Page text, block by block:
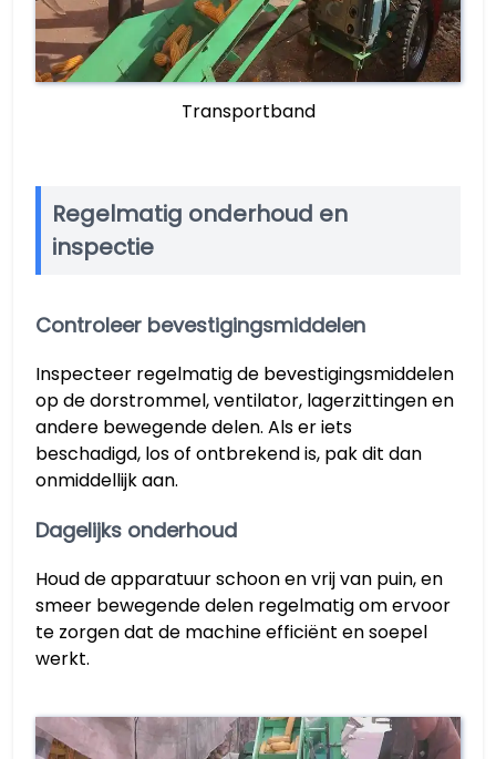
Transportband
Regelmatig onderhoud en
inspectie
Controleer bevestigingsmiddelen
Inspecteer regelmatig de bevestigingsmiddelen
op de dorstrommel, ventilator, lagerzittingen en
andere bewegende delen. Als er iets
beschadigd, los of ontbrekend is, pak dit dan
onmiddellijk aan.
Dagelijks onderhoud
Houd de apparatuur schoon en vrij van puin, en
smeer bewegende delen regelmatig om ervoor
te zorgen dat de machine efficiënt en soepel
werkt.